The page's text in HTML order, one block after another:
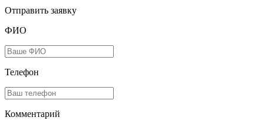
Отправить заявку
ФИО
Телефон
Комментарий